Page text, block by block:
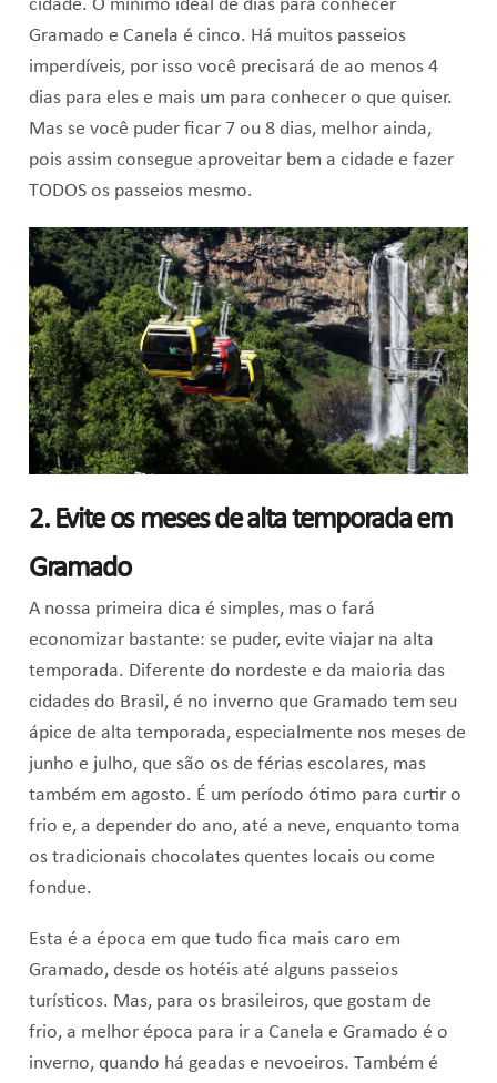
cidade. O mínimo ideal de dias para conhecer
Gramado e Canela é cinco. Há muitos passeios
imperdíveis, por isso você precisará de ao menos 4
dias para eles e mais um para conhecer o que quiser.
Mas se você puder ficar 7 ou 8 dias, melhor ainda,
pois assim consegue aproveitar bem a cidade e fazer
TODOS os passeios mesmo.
2. Evite os meses de alta temporada em
Gramado
A nossa primeira dica é simples, mas o fará
economizar bastante: se puder, evite viajar na alta
temporada. Diferente do nordeste e da maioria das
cidades do Brasil, é no inverno que Gramado tem seu
ápice de alta temporada, especialmente nos meses de
junho e julho, que são os de férias escolares, mas
também em agosto. É um período ótimo para curtir o
frio e, a depender do ano, até a neve, enquanto toma
os tradicionais chocolates quentes locais ou come
fondue.
Esta é a época em que tudo fica mais caro em
Gramado, desde os hotéis até alguns passeios
turísticos. Mas, para os brasileiros, que gostam de
frio, a melhor época para ir a Canela e Gramado é o
inverno, quando há geadas e nevoeiros. Também é